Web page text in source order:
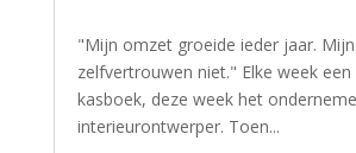
"Mijn omzet groeide ieder jaar. Mijn
zelfvertrouwen niet." Elke week een
kasboek, deze week het
interieurontwerper. Toen...